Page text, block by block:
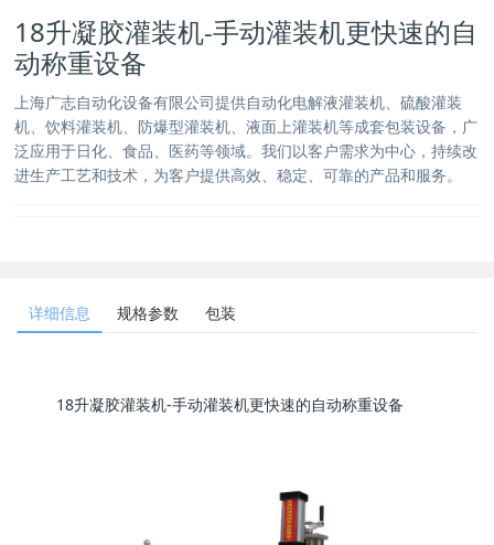
18升凝胶灌装机-手动灌装机更快速的自
动称重设备
上海广志自动化设备有限公司提供自动化电解液灌装机、硫酸灌装
机、饮料灌装机、防爆型灌装机、液面上灌装机等成套包装设备，广
泛应用于日化、食品、医药等领域。我们以客户需求为中心，持续改
进生产工艺和技术，为客户提供高效、稳定、可靠的产品和服务。
详细信息 规格参数 包装
18升凝胶灌装机-手动灌装机更快速的自动称重设备